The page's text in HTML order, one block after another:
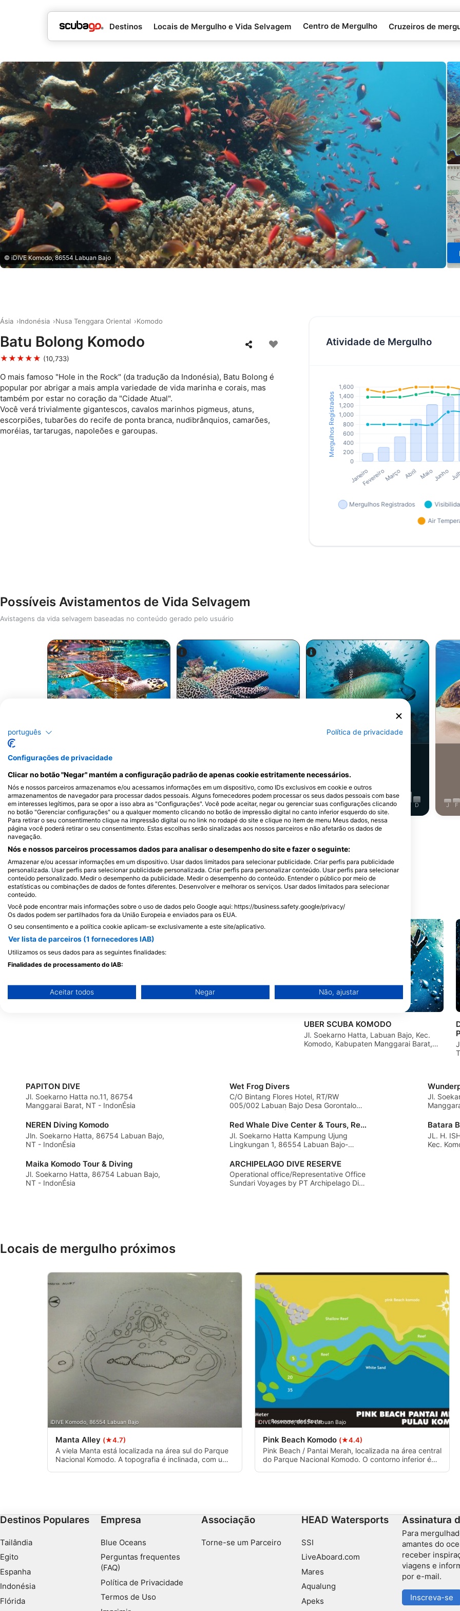
Destinos Locais de Mergulho e Vida Selvagem Centro de Mergulho Cruzeiros de
© iDIVE Komodo, 86554 Labuan Bajo
Ásia Indonésia Nusa Tenggara Oriental Komodo
Batu Bolong Komodo
★★★★★ (10,733)
O mais famoso "Hole in the Rock" (da tradução da Indonésia), Batu Bolong é
popular por abrigar a mais ampla variedade de vida marinha e corais, mas
também por estar no coração da "Cidade Atual".
Você verá trivialmente gigantescos, cavalos marinhos pigmeus, atuns,
escorpiões, tubarões do recife de ponta branca, nudibrânquios, camarões,
moréias, tartarugas, napoleões e garoupas.
Atividade de Mergulho
Possíveis Avistamentos de Vida Selvagem
Avistagens da vida selvagem baseadas no conteúdo gerado pelo usuário
Shutterstock-Andrey Armyagov
1.6kAvistamentos
J F M A M J J A S O N D
Alamy-WaterFrame
J F M A M J J A S O N D
iStock/ultramarinfoto
Bodião
J F M A M J J A S D J F
Mostrar Mais Animais
Centros de Mergulho que atendem a este Ponto de Mergulho
iDIVE Komodo, PT Halo Bajo Wisata
Jl. Opseter Maun nomer 9, 86754
Labuan Bajo, NT - IndonÉsia
Jl. Soekarno Hatta , Kampung Tengah ,
Labuan Bajo, 86700 Manggarai Barat,
UBER SCUBA KOMODO
Jl. Soekarno Hatta, Labuan Bajo, Kec.
Komodo, Kabupaten Manggarai Barat,
PAPITON DIVE
Jl. Soekarno Hatta no.11, 86754
Manggarai Barat, NT - IndonÉsia
NEREN Diving Komodo
Jln. Soekarno Hatta, 86754 Labuan Bajo,
NT - IndonÉsia
Maika Komodo Tour & Diving
Jl. Soekarno Hatta, 86754 Labuan Bajo,
NT - IndonÉsia
Wet Frog Divers
C/O Bintang Flores Hotel, RT/RW
005/002 Labuan Bajo Desa Gorontalo
Red Whale Dive Center & Tours, Red Whale Dive Komodo
Jl. Soekarno Hatta Kampung Ujung
Lingkungan 1, 86554 Labuan Bajo-
ARCHIPELAGO DIVE RESERVE
Operational office/Representative Office
Sundari Voyages by PT Archipelago Dive
Jl.
Batara
JL. H.
Kec.
Locais de mergulho próximos
iDIVE Komodo, 86554 Labuan Bajo
Manta Alley (★4.7)
A viela Manta está localizada na área sul do Parque
Nacional Komodo. A topografia é inclinada, com uma
iDIVE Komodo, 86554 Labuan Bajo
Pink Beach Komodo (★4.4)
Pink Beach / Pantai Merah, localizada na área central
do Parque Nacional Komodo. O contorno inferior é
Destinos Populares
Tailândia
Egito
Espanha
Indonésia
Flórida
Empresa
Blue Oceans
Perguntas frequentes
(FAQ)
Política de Privacidade
Termos de Uso
Associação
Torne-se um Parceiro
HEAD Watersports
SSI
LiveAboard.com
Mares
Aqualung
Apeks
Assinatura
Para
amantes do
receber
viagens e
por e-mail.
Inscreva-se
português Política de privacidade
Configurações de privacidade
Clicar no botão "Negar" mantém a configuração padrão de apenas cookie estritamente necessários.
Nós e nossos parceiros armazenamos e/ou acessamos informações em um dispositivo, como IDs exclusivos em cookie e outros
armazenamentos de navegador para processar dados pessoais. Alguns fornecedores podem processar os seus dados pessoais com base
em interesses legítimos, para se opor a isso abra as "Configurações". Você pode aceitar, negar ou gerenciar suas configurações clicando
no botão "Gerenciar configurações" ou a qualquer momento clicando no botão de impressão digital no canto inferior esquerdo do site.
Para retirar o seu consentimento clique na impressão digital ou no link no rodapé do site e clique no item de menu Meus dados, nessa
página você poderá retirar o seu consentimento. Estas escolhas serão sinalizadas aos nossos parceiros e não afetarão os dados de
navegação.
Nós e nossos parceiros processamos dados para analisar o desempenho do site e fazer o seguinte:
Armazenar e/ou acessar informações em um dispositivo. Usar dados limitados para selecionar publicidade. Criar perfis para publicidade
personalizada. Usar perfis para selecionar publicidade personalizada. Criar perfis para personalizar conteúdo. Usar perfis para selecionar
conteúdo personalizado. Medir o desempenho da publicidade. Medir o desempenho do conteúdo. Entender o público por meio de
estatísticas ou combinações de dados de fontes diferentes. Desenvolver e melhorar os serviços. Usar dados limitados para selecionar
conteúdo.
Você pode encontrar mais informações sobre o uso de dados pelo Google aqui: https://business.safety.google/privacy/
Os dados podem ser partilhados fora da União Europeia e enviados para os EUA.
O seu consentimento e a política cookie aplicam-se exclusivamente a este site/aplicativo.
Ver lista de parceiros (1 fornecedores IAB)
Utilizamos os seus dados para as seguintes finalidades:
Finalidades de processamento do IAB:
Usar dados limitados para selecionar publicidade
Usar perfis para selecionar conteúdo personalizado
Medir o desempenho da publicidade
Medir o desempenho do conteúdo
Entender o público por meio de estatísticas ou combinações de dados de fontes
Desenvolver e melhorar os serviços
Identificar dispositivos com base nas informações solicitadas ativamente
Finalidades de processamento não IAB:
Necessário
Desempenho
Aceitar todos Negar Não, ajustar